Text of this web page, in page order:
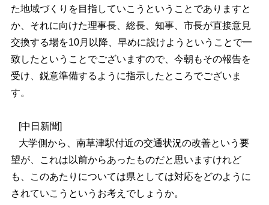
た地域づくりを目指していこうということでありますと
か、それに向けた理事長、総長、知事、市長が直接意見
交換する場を10月以降、早めに設けようということで一
致したということでございますので、今朝もその報告を
受け、鋭意準備するように指示したところでございま
す。
[中日新聞]
大学側から、南草津駅付近の交通状況の改善という要
望が、これは以前からあったものだと思いますけれど
も、このあたりについては県としては対応をどのように
されていこうというお考えでしょうか。